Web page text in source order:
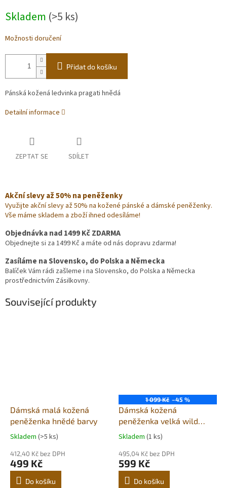
cena:
Skladem (>5 ks)
Možnosti doručení
Přidat do košíku
Pánská kožená ledvinka pragati hnědá
Detailní informace
ZEPTAT SE SDÍLET
Akční slevy až 50% na peněženky
Využijte akční slevy až 50% na kožené pánské a dámské peněženky.
Vše máme skladem a zboží ihned odesíláme!
Objednávka nad 1499 Kč ZDARMA
Objednejte si za 1499 Kč a máte od nás dopravu zdarma!
Zasíláme na Slovensko, do Polska a Německa
Balíček Vám rádi zašleme i na Slovensko, do Polska a Německa
prostřednictvím Zásilkovny.
Související produkty
Dámská malá kožená
peněženka hnědé barvy
Skladem (>5 ks)
412,40 Kč bez DPH
499 Kč
Do košíku
1 099 Kč –45 %
Dámská kožená
peněženka velká wild
fashion4u camel
Skladem (1 ks)
495,04 Kč bez DPH
599 Kč
Do košíku